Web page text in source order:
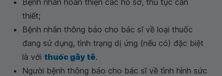
thiết;
Bệnh nhân thông báo cho bác sĩ về loại thuốc
đang sử dụng, tình trạng dị ứng (nếu có) đặc biệt
là với thuốc gây tê.
Người bệnh thông báo cho bác sĩ về tình hình sức